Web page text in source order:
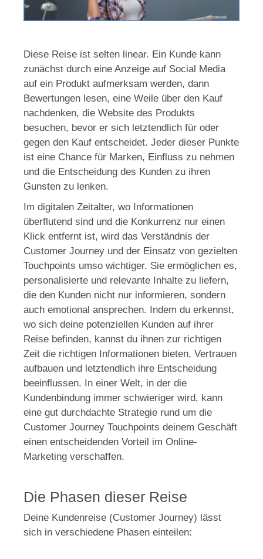
Diese Reise ist selten linear. Ein Kunde kann
zunächst durch eine Anzeige auf Social Media
auf ein Produkt aufmerksam werden, dann
Bewertungen lesen, eine Weile über den Kauf
nachdenken, die Website des Produkts
besuchen, bevor er sich letztendlich für oder
gegen den Kauf entscheidet. Jeder dieser Punkte
ist eine Chance für Marken, Einfluss zu nehmen
und die Entscheidung des Kunden zu ihren
Gunsten zu lenken.
Im digitalen Zeitalter, wo Informationen
überflutend sind und die Konkurrenz nur einen
Klick entfernt ist, wird das Verständnis der
Customer Journey und der Einsatz von gezielten
Touchpoints umso wichtiger. Sie ermöglichen es,
personalisierte und relevante Inhalte zu liefern,
die den Kunden nicht nur informieren, sondern
auch emotional ansprechen. Indem du erkennst,
wo sich deine potenziellen Kunden auf ihrer
Reise befinden, kannst du ihnen zur richtigen
Zeit die richtigen Informationen bieten, Vertrauen
aufbauen und letztendlich ihre Entscheidung
beeinflussen. In einer Welt, in der die
Kundenbindung immer schwieriger wird, kann
eine gut durchdachte Strategie rund um die
Customer Journey Touchpoints deinem Geschäft
einen entscheidenden Vorteil im Online-
Marketing verschaffen.
Die Phasen dieser Reise
Deine Kundenreise (Customer Journey) lässt
sich in verschiedene Phasen einteilen: